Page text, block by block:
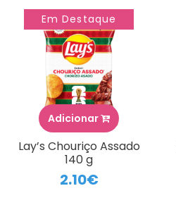
Em Destaque
Adicionar
Lay’s Chouriço Assado
140 g
2.10€